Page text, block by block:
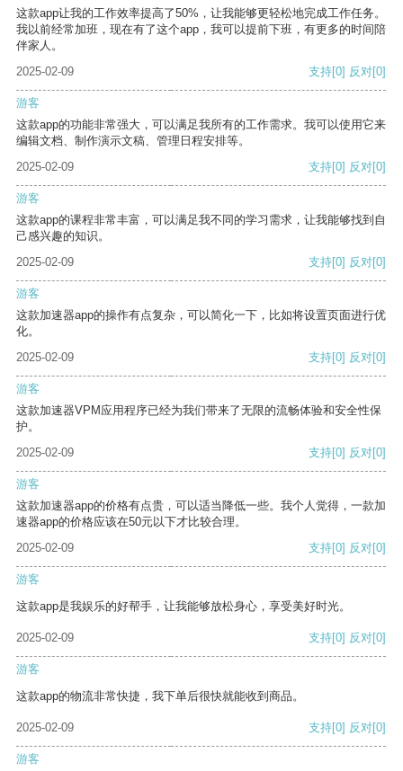
这款app让我的工作效率提高了50%，让我能够更轻松地完成工作任务。
我以前经常加班，现在有了这个app，我可以提前下班，有更多的时间陪
伴家人。
2025-02-09
支持[0] 反对[0]
游客
这款app的功能非常强大，可以满足我所有的工作需求。我可以使用它来
编辑文档、制作演示文稿、管理日程安排等。
2025-02-09
支持[0] 反对[0]
游客
这款app的课程非常丰富，可以满足我不同的学习需求，让我能够找到自
己感兴趣的知识。
2025-02-09
支持[0] 反对[0]
游客
这款加速器app的操作有点复杂，可以简化一下，比如将设置页面进行优
化。
2025-02-09
支持[0] 反对[0]
游客
这款加速器VPM应用程序已经为我们带来了无限的流畅体验和安全性保
护。
2025-02-09
支持[0] 反对[0]
游客
这款加速器app的价格有点贵，可以适当降低一些。我个人觉得，一款加
速器app的价格应该在50元以下才比较合理。
2025-02-09
支持[0] 反对[0]
游客
这款app是我娱乐的好帮手，让我能够放松身心，享受美好时光。
2025-02-09 支持[0] 反对[0]
游客
这款app的物流非常快捷，我下单后很快就能收到商品。
2025-02-09 支持[0] 反对[0]
游客